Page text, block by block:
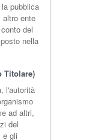
pubblica
altro ente
del
nella
Titolare)
l'autorità
ad altri,
del
e gli